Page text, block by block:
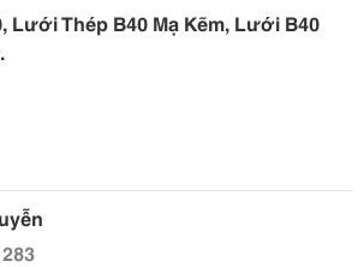
Lưới Thép B40 Mạ Kẽm, Lưới B40